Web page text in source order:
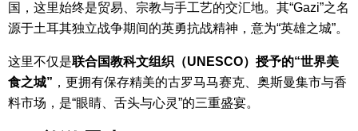
国，这里始终是贸易、宗教与手工艺的交汇地。其“Gazi”之名
源于土耳其独立战争期间的英勇抗战精神，意为“英雄之城”。
这里不仅是联合国教科文组织（UNESCO）授予的“世界美
食之城” ，更拥有保存精美的古罗马马赛克、奥斯曼集市与香
料市场，是“眼睛、舌头与心灵”的三重盛宴。